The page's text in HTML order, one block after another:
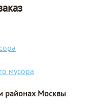
мусора
районах Москвы